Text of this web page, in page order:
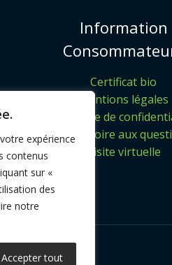
expérience
contenus
sur «
des
notre
Accepter tout
Information
Certificat bio
Mentions légales
Politique de
FAQ – Foire aux
Visite virtuelle
DE SAISON